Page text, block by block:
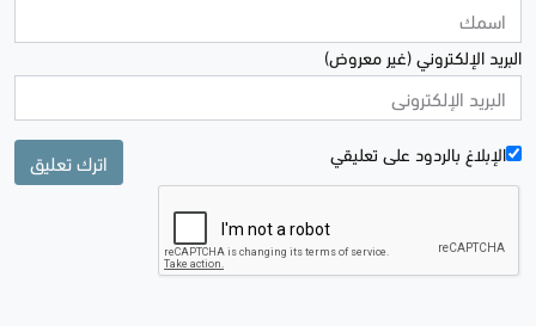
البريد الإلكتروني (غير معروض)
الإبلاغ بالردود علی تعليقي اترك تعليق